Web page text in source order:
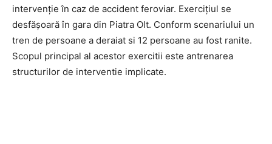
intervenție în caz de accident feroviar. Exercițiul se
desfășoară în gara din Piatra Olt. Conform scenariului un
tren de persoane a deraiat si 12 persoane au fost ranite.
Scopul principal al acestor exercitii este antrenarea
structurilor de interventie implicate.